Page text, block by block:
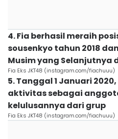
4. Fia berhasil meraih
sousenkyo tahun 2018
Musim yang Selanjutnya
Fia Eks JKT48 (instagram.com/fiachuuu)
5. Tanggal 1 Januari
aktivitas sebagai
kelulusannya dari grup
Fia Eks JKT48 (instagram.com/fiachuuu)